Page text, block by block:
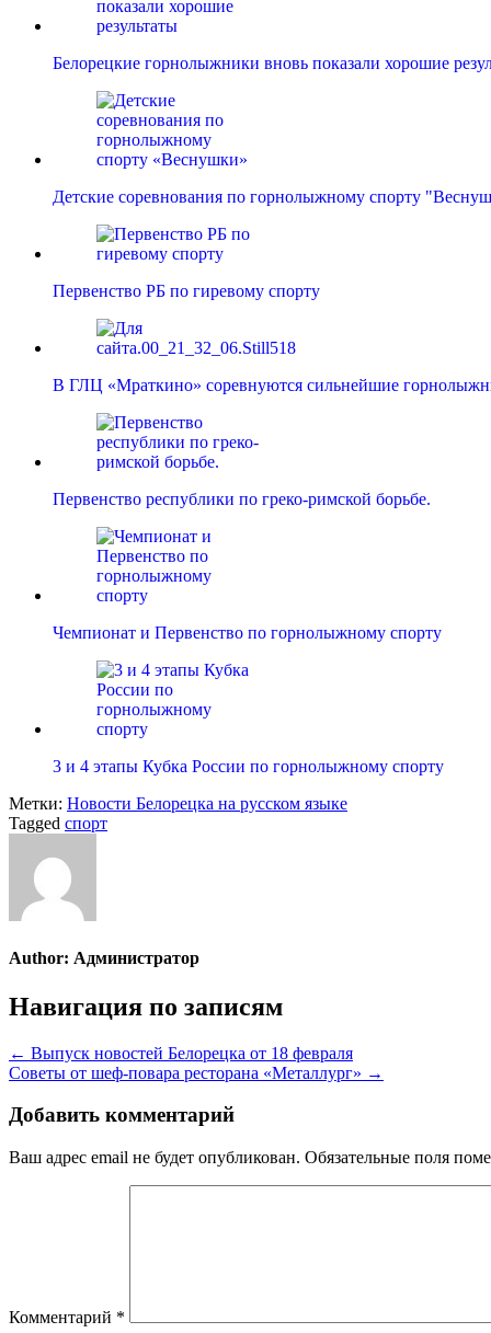
Белорецкие горнолыжники вновь показали хорошие
Детские соревнования по горнолыжному спорту
Первенство РБ по гиревому спорту
В ГЛЦ «Мраткино» соревнуются сильнейшие
Первенство республики по греко-римской борьбе.
Чемпионат и Первенство по горнолыжному спорту
3 и 4 этапы Кубка России по горнолыжному спорту
Метки: Новости Белорецка на русском языке
Tagged спорт
Author: Администратор
Навигация по записям
← Выпуск новостей Белорецка от 18 февраля
Советы от шеф-повара ресторана «Металлург» →
Добавить комментарий
Ваш адрес email не будет опубликован. Обязательные поля
Комментарий *